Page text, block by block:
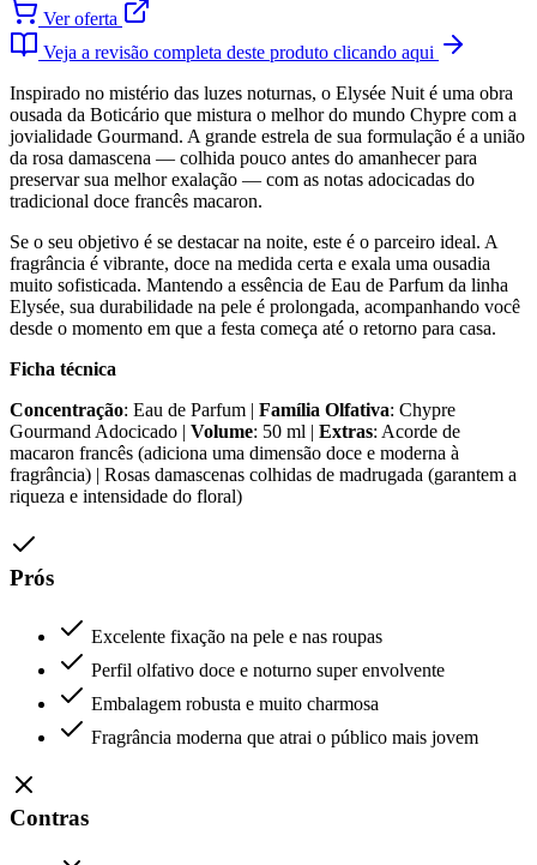
Ver oferta
Veja a revisão completa deste produto clicando aqui
Inspirado no mistério das luzes noturnas, o Elysée Nuit é uma obra
ousada da Boticário que mistura o melhor do mundo Chypre com a
jovialidade Gourmand. A grande estrela de sua formulação é a união
da rosa damascena — colhida pouco antes do amanhecer para
preservar sua melhor exalação — com as notas adocicadas do
tradicional doce francês macaron.
Se o seu objetivo é se destacar na noite, este é o parceiro ideal. A
fragrância é vibrante, doce na medida certa e exala uma ousadia
muito sofisticada. Mantendo a essência de Eau de Parfum da linha
Elysée, sua durabilidade na pele é prolongada, acompanhando você
desde o momento em que a festa começa até o retorno para casa.
Ficha técnica
Concentração: Eau de Parfum | Família Olfativa: Chypre
Gourmand Adocicado | Volume: 50 ml | Extras: Acorde de
macaron francês (adiciona uma dimensão doce e moderna à
fragrância) | Rosas damascenas colhidas de madrugada (garantem a
riqueza e intensidade do floral)
Prós
Excelente fixação na pele e nas roupas
Perfil olfativo doce e noturno super envolvente
Embalagem robusta e muito charmosa
Fragrância moderna que atrai o público mais jovem
Contras